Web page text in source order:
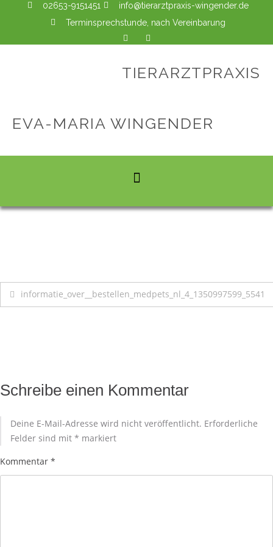
02653-9151451
info@tierarztpraxis-wingender.de
Terminsprechstunde, nach Vereinbarung
TIERARZTPRAXIS
EVA-MARIA WINGENDER
informatie_over__bestellen_medpets_nl_4_1350997599_5541
Schreibe einen Kommentar
Deine E-Mail-Adresse wird nicht veröffentlicht. Erforderliche
Felder sind mit * markiert
Kommentar *